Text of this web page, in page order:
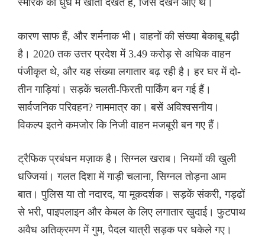
स्मारक को धुंध में खोता देखते हैं, जिसे देखने आए थे।
कारण साफ हैं, और शर्मनाक भी। वाहनों की संख्या बेकाबू बढ़ी
है। 2020 तक उत्तर प्रदेश में 3.49 करोड़ से अधिक वाहन
पंजीकृत थे, और यह संख्या लगातार बढ़ रही है। हर घर में दो-
तीन गाड़ियां। सड़कें चलती-फिरती पार्किंग बन गई हैं।
सार्वजनिक परिवहन? नाममात्र का। बसें अविश्वसनीय।
विकल्प इतने कमजोर कि निजी वाहन मजबूरी बन गए हैं।
ट्रैफिक प्रबंधन मज़ाक है। सिग्नल खराब। नियमों की खुली
धज्जियां। गलत दिशा में गाड़ी चलाना, सिग्नल तोड़ना आम
बात। पुलिस या तो नदारद, या मूकदर्शक। सड़कें संकरी, गड्ढों
से भरी, पाइपलाइन और केबल के लिए लगातार खुदाई। फुटपाथ
अवैध अतिक्रमण में गुम, पैदल यात्री सड़क पर धकेले गए।